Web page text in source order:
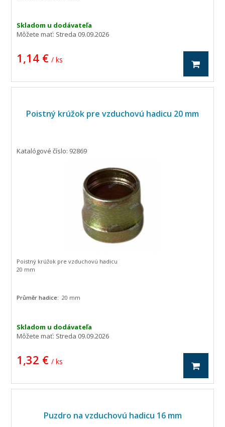
Skladom u dodávateľa
Môžete mať: Streda 09.09.2026
1,14 € / ks
Poistný krúžok pre vzduchovú hadicu 20 mm
Katalógové číslo: 92869
Skladom u dodávateľa
Môžete mať: Streda 09.09.2026
1,32 € / ks
Poistný krúžok pre vzduchovú hadicu
20 mm
Průměr hadice:20 mm
Puzdro na vzduchovú hadicu 16 mm